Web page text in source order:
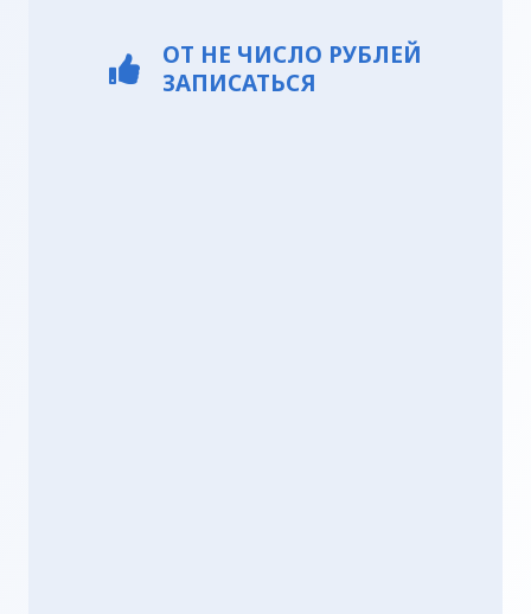
ОТ НЕ ЧИСЛО РУБЛЕЙ
ЗАПИСАТЬСЯ